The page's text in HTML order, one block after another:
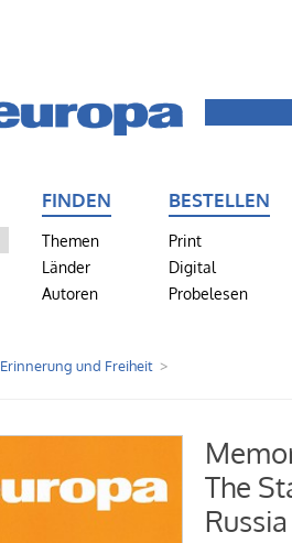
FINDEN
Themen
Länder
Autoren
BESTELLEN
Print
Digital
Probelesen
Erinnerung und Freiheit
The
Russia